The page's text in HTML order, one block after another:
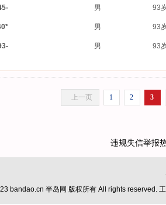
男 93
男 93
男 93
上一页 1 2 3
违规失信举报
bandao.cn 半岛网 版权所有 All rights reserved.